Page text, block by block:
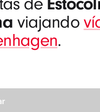
de
viajando
.